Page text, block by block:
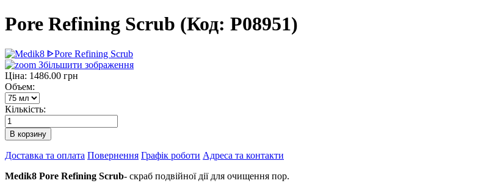
Pore Refining Scrub (Код: P08951)
Збільшити зображення
Ціна: 1486.00 грн
Объем:
Кількість:
Доставка та оплата Повернення Графік роботи Адреса та контакти
Medik8 Pore Refining Scrub- скраб подвійної дії для очищення пор.